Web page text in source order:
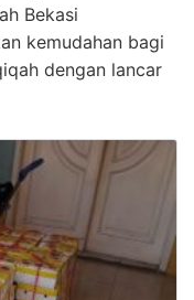
Bekasi
kemudahan bagi
dengan lancar